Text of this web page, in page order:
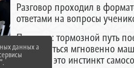
Разговор проходил в
ответами на вопросы
Помните: тормозной путь
остановиться мгновенно
трусость, это инстинкт
данных а